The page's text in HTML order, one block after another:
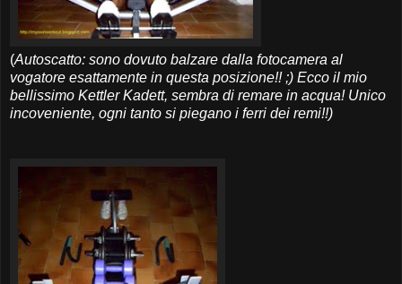
(Autoscatto: sono dovuto balzare dalla fotocamera al
vogatore esattamente in questa posizione!! ;) Ecco il mio
bellissimo Kettler Kadett, sembra di remare in acqua! Unico
incoveniente, ogni tanto si piegano i ferri dei remi!!)